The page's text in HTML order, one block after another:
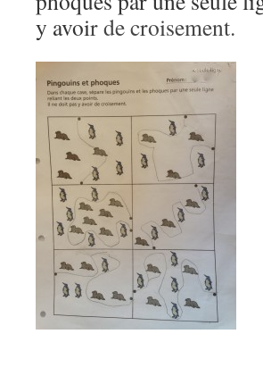
y avoir de croisement.